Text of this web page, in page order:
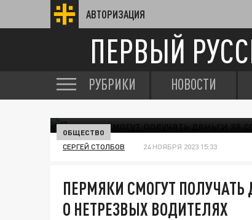
АВТОРИЗАЦИЯ
ПЕРВЫЙ
РУБРИКИ НОВОСТИ
ОБЩЕСТВО
СЕРГЕЙ СТОЛБОВ 24 НОЯБРЯ 2023 15:33
ПЕРМЯКИ СМОГУТ
О НЕТРЕЗВЫХ ВОДИТЕЛЯХ